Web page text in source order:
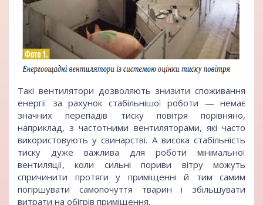
Такі вентилятори дозволяють знизити споживання
енергії за рахунок стабільнішої роботи — немає
значних перепадів тиску повітря порівняно,
наприклад, з частотними вентиляторами, які часто
використовують у свинарстві. А висока стабільність
тиску дуже важлива для роботи мінімальної
вентиляції, коли сильні пориви вітру можуть
спричинити протяги у приміщенні й тим самим
погіршувати самопочуття тварин і збільшувати
витрати на обігрів приміщення.